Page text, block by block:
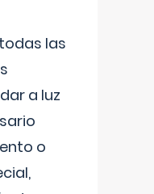
las
a luz
o